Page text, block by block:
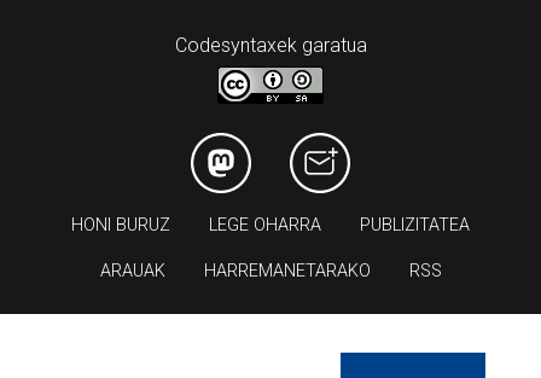
Codesyntaxek garatua
HONI BURUZ LEGE OHARRA PUBLIZITATEA
ARAUAK HARREMANETARAKO RSS